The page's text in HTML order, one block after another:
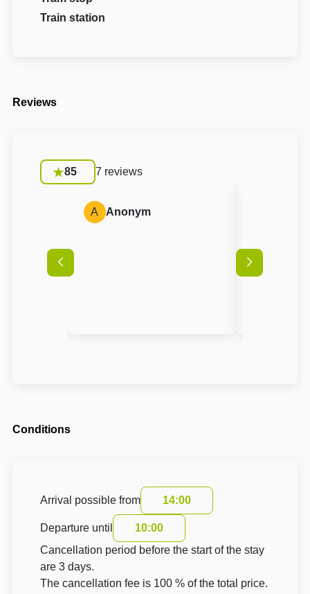
Train station
Reviews
85 7 reviews
A Anonym
Conditions
Arrival possible from 14:00
Departure until
10:00
Cancellation period before the start of the stay
are 3 days.
The cancellation fee is 100 % of the total price.